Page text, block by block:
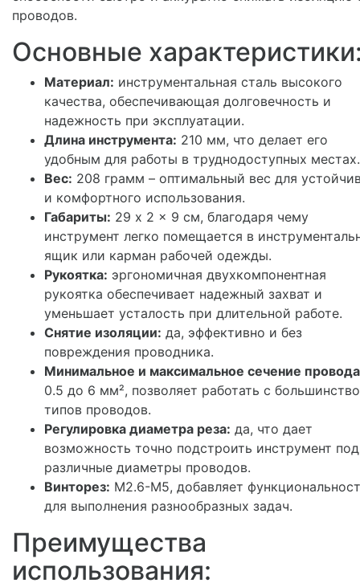
проводов.
Основные
Материал: инструментальная сталь высокого
качества, обеспечивающая долговечность и
надежность при эксплуатации.
Длина инструмента: 210 мм, что делает его
удобным для работы в труднодоступных местах.
Вес: 208 грамм – оптимальный вес для
и комфортного использования.
Габариты: 29 x 2 x 9 см, благодаря чему
инструмент легко помещается в
ящик или карман рабочей одежды.
Рукоятка: эргономичная двухкомпонентная
рукоятка обеспечивает надежный захват и
уменьшает усталость при длительной работе.
Снятие изоляции: да, эффективно и без
повреждения проводника.
Минимальное и максимальное сечение
0.5 до 6 мм², позволяет работать с
типов проводов.
Регулировка диаметра реза: да, что дает
возможность точно подстроить инструмент под
различные диаметры проводов.
Винторез: M2.6-M5, добавляет
для выполнения разнообразных задач.
Преимущества
использования: